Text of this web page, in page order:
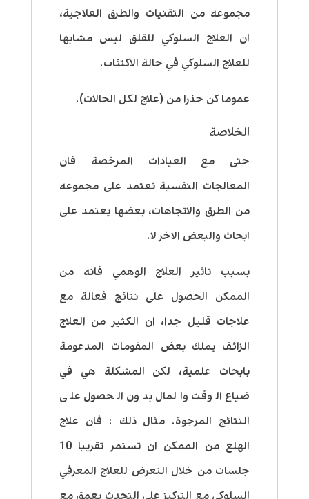
مجموعه من التقنيات والطرق العلاجية،
ان العلاج السلوكي للقلق ليس مشابها
للعلاج السلوكي في حالة الاكتئاب.
عموما كن حذرا من (علاج لكل الحالات).
الخلاصة
حتى مع العيادات المرخصة فان
المعالجات النفسية تعتمد على مجموعه
من الطرق والاتجاهات، بعضها يعتمد على
ابحاث والبعض الاخر لا.
بسبب تاثير العلاج الوهمي فانه من
الممكن الحصول على نتائج فعالة مع
علاجات قليل جدا، ان الكثير من العلاج
الزائف يملك بعض المقومات المدعومة
بابحاث علمية، لكن المشكلة هي في
ضياع الوقت والمال بدون الحصول على
النتائج المرجوة. مثال ذلك : فان علاج
الهلع من الممكن ان تستمر تقريبا 10
جلسات من خلال التعرض للعلاج المعرفي